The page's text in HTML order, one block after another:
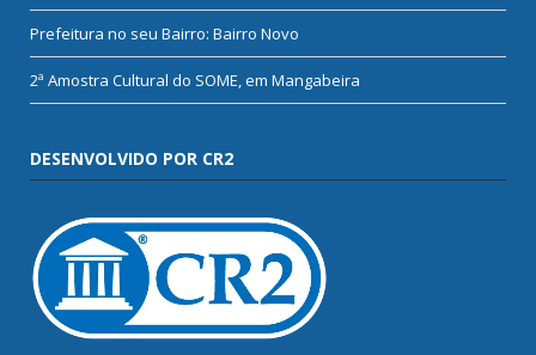
Prefeitura no seu Bairro: Bairro Novo
2ª Amostra Cultural do SOME, em Mangabeira
DESENVOLVIDO POR CR2